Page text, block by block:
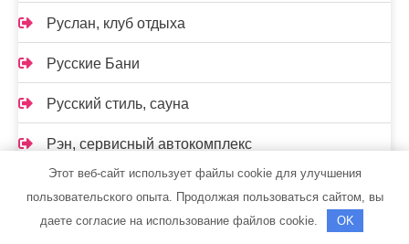
Руслан, клуб отдыха
Русские Бани
Русский стиль, сауна
Рэн, сервисный автокомплекс
Сайран, гостиница
Сауна, Сауна
Этот веб-сайт использует файлы cookie для улучшения
пользовательского опыта. Продолжая пользоваться сайтом, вы
даете согласие на использование файлов cookie.
OK